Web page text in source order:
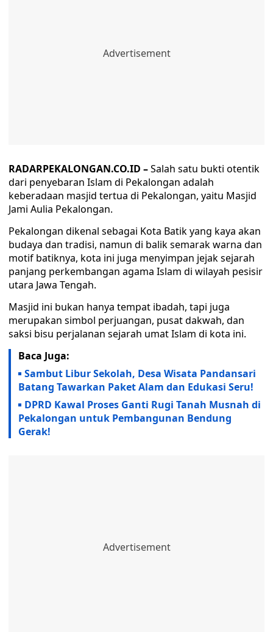
RADARPEKALONGAN.CO.ID –Salah satu bukti otentik
dari penyebaran Islam di Pekalongan adalah
keberadaan masjid tertua di Pekalongan, yaitu Masjid
Jami Aulia Pekalongan.
Pekalongan dikenal sebagai Kota Batik yang kaya akan
budaya dan tradisi, namun di balik semarak warna dan
motif batiknya, kota ini juga menyimpan jejak sejarah
panjang perkembangan agama Islam di wilayah pesisir
utara Jawa Tengah.
Masjid ini bukan hanya tempat ibadah, tapi juga
merupakan simbol perjuangan, pusat dakwah, dan
saksi bisu perjalanan sejarah umat Islam di kota ini.
Baca Juga:
Sambut Libur Sekolah, Desa Wisata Pandansari
Batang Tawarkan Paket Alam dan Edukasi Seru!
DPRD Kawal Proses Ganti Rugi Tanah Musnah di
Pekalongan untuk Pembangunan Bendung
Gerak!